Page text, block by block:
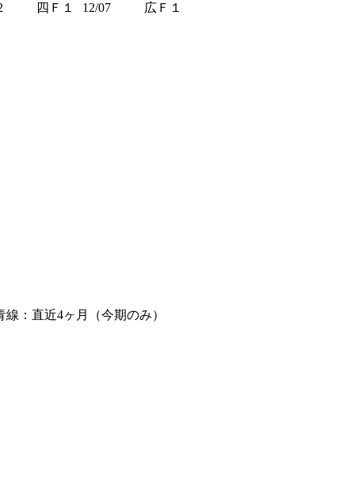
四Ｆ１ 12/07 広Ｆ１
線：直近4ヶ月（今期のみ）